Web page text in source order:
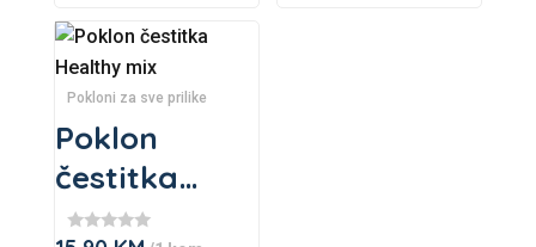
the
product
page
Pokloni za sve prilike
Poklon
čestitka
Healthy mix
★
This
product
has
multiple
variants.
The
options